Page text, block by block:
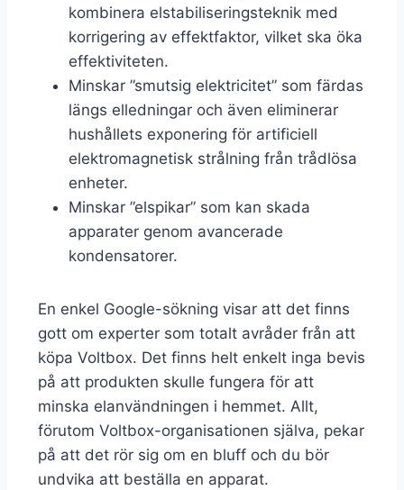
kombinera elstabiliseringsteknik med
korrigering av effektfaktor, vilket ska öka
effektiviteten.
Minskar ”smutsig elektricitet” som färdas
längs elledningar och även eliminerar
hushållets exponering för artificiell
elektromagnetisk strålning från trådlösa
enheter.
Minskar ”elspikar” som kan skada
apparater genom avancerade
kondensatorer.
En enkel Google-sökning visar att det finns
gott om experter som totalt avråder från att
köpa Voltbox. Det finns helt enkelt inga bevis
på att produkten skulle fungera för att
minska elanvändningen i hemmet. Allt,
förutom Voltbox-organisationen själva, pekar
på att det rör sig om en bluff och du bör
undvika att beställa en apparat.